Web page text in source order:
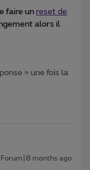
faire un reset de
alors il
» une fois la
months ago